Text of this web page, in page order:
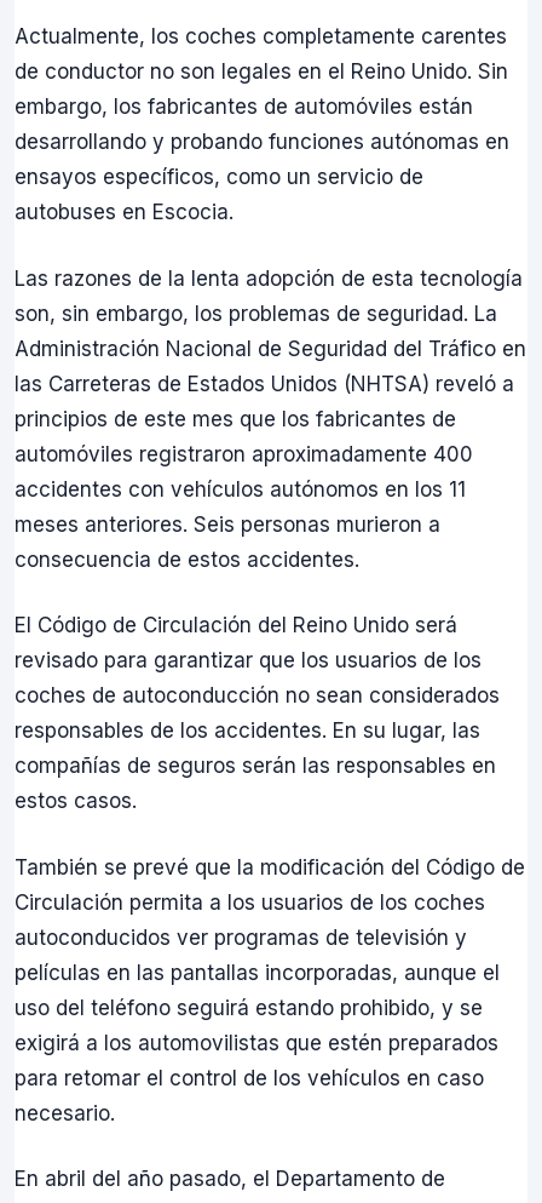
Actualmente, los coches completamente carentes
de conductor no son legales en el Reino Unido. Sin
embargo, los fabricantes de automóviles están
desarrollando y probando funciones autónomas en
ensayos específicos, como un servicio de
autobuses en Escocia.
Las razones de la lenta adopción de esta tecnología
son, sin embargo, los problemas de seguridad. La
Administración Nacional de Seguridad del Tráfico en
las Carreteras de Estados Unidos (NHTSA) reveló a
principios de este mes que los fabricantes de
automóviles registraron aproximadamente 400
accidentes con vehículos autónomos en los 11
meses anteriores. Seis personas murieron a
consecuencia de estos accidentes.
El Código de Circulación del Reino Unido será
revisado para garantizar que los usuarios de los
coches de autoconducción no sean considerados
responsables de los accidentes. En su lugar, las
compañías de seguros serán las responsables en
estos casos.
También se prevé que la modificación del Código de
Circulación permita a los usuarios de los coches
autoconducidos ver programas de televisión y
películas en las pantallas incorporadas, aunque el
uso del teléfono seguirá estando prohibido, y se
exigirá a los automovilistas que estén preparados
para retomar el control de los vehículos en caso
necesario.
En abril del año pasado, el Departamento de